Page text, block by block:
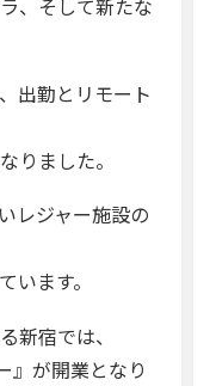
出勤とリモート
りました。
レジャー施設の
います。
新宿では、
』が開業となり